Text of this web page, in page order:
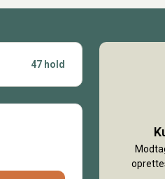
47 hold